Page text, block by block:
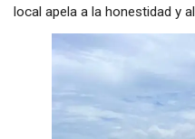
local apela a la honestidad y al